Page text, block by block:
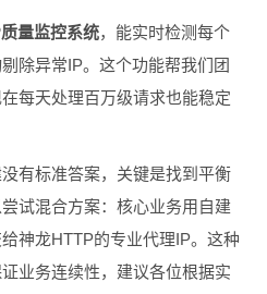
量监控系统，能实时检测每个
除异常IP。这个功能帮我们团
每天处理百万级请求也能稳定
有标准答案，关键是找到平衡
试混合方案：核心业务用自建
神龙HTTP的专业代理IP。这种
业务连续性，建议各位根据实